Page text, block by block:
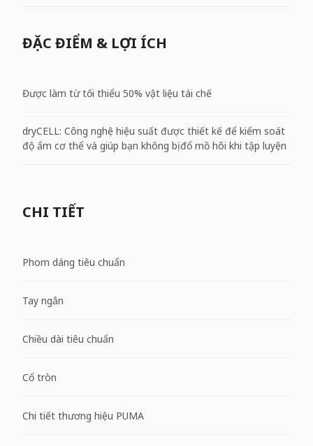
ĐẶC ĐIỂM & LỢI ÍCH
Được làm từ tối thiểu 50% vật liệu tái chế
dryCELL: Công nghệ hiệu suất được thiết kế để kiểm soát
độ ẩm cơ thể và giúp bạn không bị đổ mồ hôi khi tập luyện
CHI TIẾT
Phom dáng tiêu chuẩn
Tay ngắn
Chiều dài tiêu chuẩn
Cổ tròn
Chi tiết thương hiệu PUMA